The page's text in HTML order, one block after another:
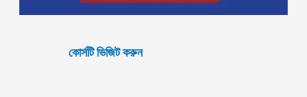
কোর্সটি ভিজিট করুন